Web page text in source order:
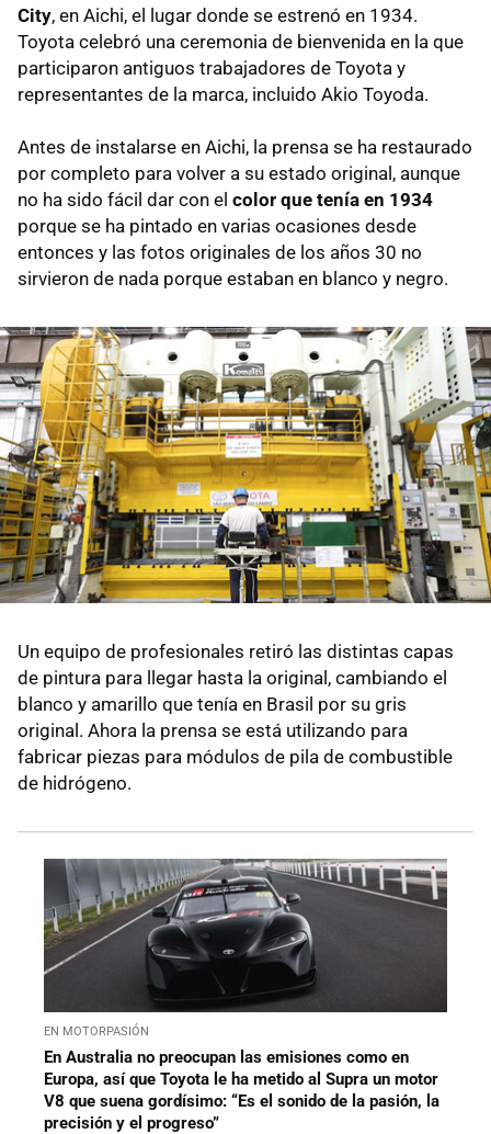
City, en Aichi, el lugar donde se estrenó en 1934.
Toyota celebró una ceremonia de bienvenida en la que
participaron antiguos trabajadores de Toyota y
representantes de la marca, incluido Akio Toyoda.
Antes de instalarse en Aichi, la prensa se ha restaurado
por completo para volver a su estado original, aunque
no ha sido fácil dar con el color que tenía en 1934
porque se ha pintado en varias ocasiones desde
entonces y las fotos originales de los años 30 no
sirvieron de nada porque estaban en blanco y negro.
Un equipo de profesionales retiró las distintas capas
de pintura para llegar hasta la original, cambiando el
blanco y amarillo que tenía en Brasil por su gris
original. Ahora la prensa se está utilizando para
fabricar piezas para módulos de pila de combustible
de hidrógeno.
EN MOTORPASIÓN
En Australia no preocupan las emisiones como en
Europa, así que Toyota le ha metido al Supra un motor
V8 que suena gordísimo: “Es el sonido de la pasión, la
precisión y el progreso”